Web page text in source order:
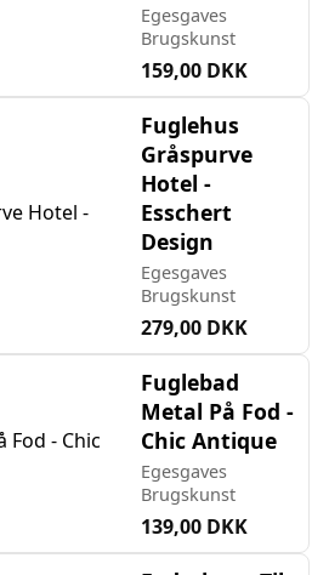
Egesgaves
Brugskunst
159,00 DKK
Fuglehus
Gråspurve
Hotel -
Esschert
Design
Egesgaves
Brugskunst
279,00 DKK
Fuglebad
Metal På Fod -
Chic Antique
Egesgaves
Brugskunst
139,00 DKK